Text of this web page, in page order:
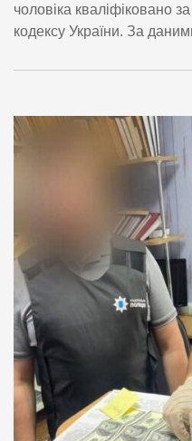
чоловіка кваліфіковано
кодексу України. За